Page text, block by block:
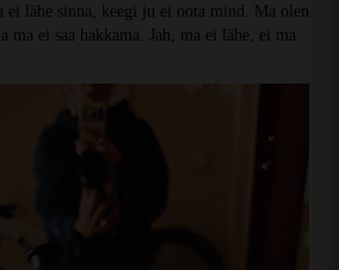
lähe sinna, keegi ju ei oota mind. Ma olen
ma ei saa hakkama. Jah, ma ei lähe, ei ma